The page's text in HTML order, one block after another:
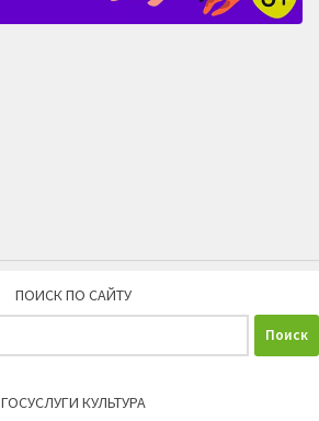
ПОИСК ПО САЙТУ
ГОСУСЛУГИ КУЛЬТУРА